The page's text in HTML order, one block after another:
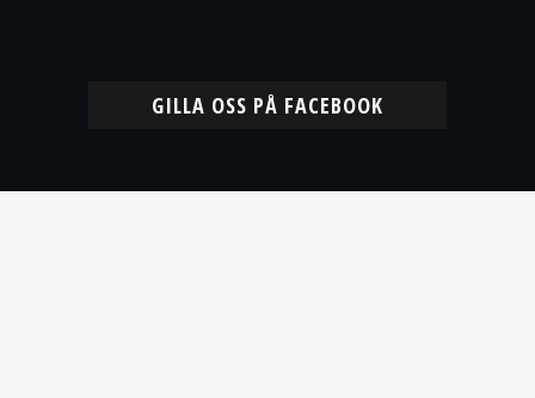
GILLA OSS PÅ FACEBOOK